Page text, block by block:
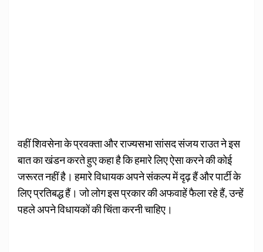
वहीं शिवसेना के प्रवक्ता और राज्यसभा सांसद संजय राउत ने इस
बात का खंडन करते हुए कहा है कि हमारे लिए ऐसा करने की कोई
जरूरत नहीं है। हमारे विधायक अपने संकल्प में दृढ़ हैं और पार्टी के
लिए प्रतिबद्ध हैं। जो लोग इस प्रकार की अफवाहें फैला रहे हैं, उन्हें
पहले अपने विधायकों की चिंता करनी चाहिए।